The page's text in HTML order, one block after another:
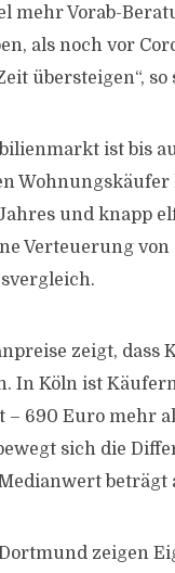
mehr Vorab-
als noch vor
übersteigen“,
ist bis
und knapp
Verteuerung
zeigt,
In Köln ist
690 Euro mehr
sich die
zeigen